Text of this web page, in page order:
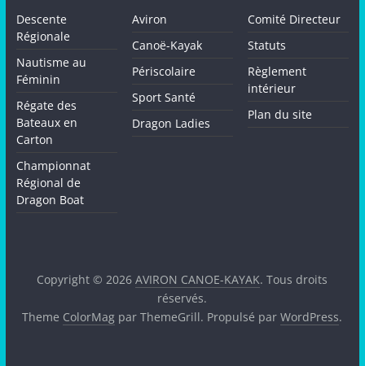
Descente
Régionale
Nautisme au
Féminin
Régate des
Bateaux en
Carton
Championnat
Régional de
Dragon Boat
Aviron
Canoë-Kayak
Périscolaire
Sport Santé
Dragon Ladies
Comité Directeur
Statuts
Règlement
intérieur
Plan du site
Copyright © 2026AVIRON CANOE-KAYAK. Tous droits
réservés.
Theme ColorMag par ThemeGrill. Propulsé parWordPress.